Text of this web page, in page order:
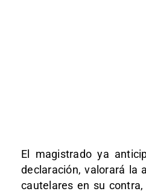
El magistrado ya
declaración, valorará la
cautelares en su